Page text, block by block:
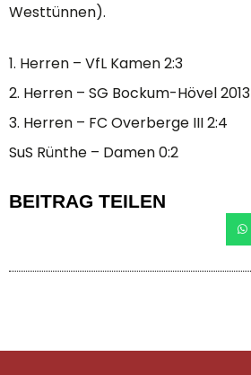
Westtünnen).
1. Herren – VfL Kamen 2:3
2. Herren – SG Bockum-Hövel 2013
3. Herren – FC Overberge III 2:4
SuS Rünthe – Damen 0:2
BEITRAG TEILEN